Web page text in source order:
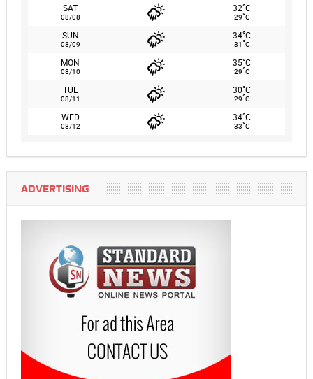
SAT
08/08
32°C
29°C
SUN
08/09
34°C
31°C
MON
08/10
35°C
29°C
TUE
08/11
30°C
29°C
WED
08/12
34°C
33°C
ADVERTISING